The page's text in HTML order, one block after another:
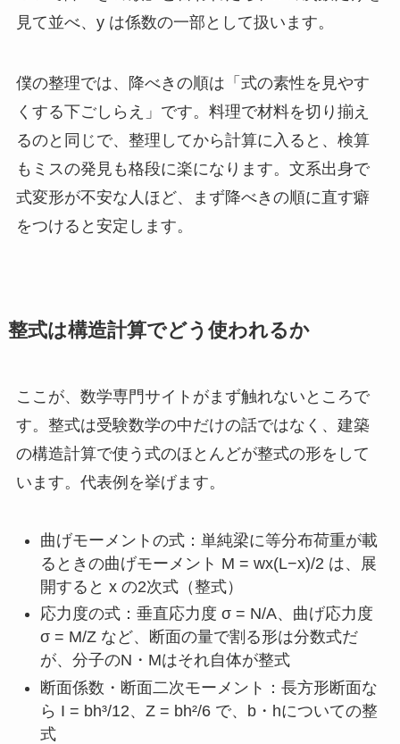
見て並べ、y は係数の一部として扱います。
僕の整理では、降べきの順は「式の素性を見やす
くする下ごしらえ」です。料理で材料を切り揃え
るのと同じで、整理してから計算に入ると、検算
もミスの発見も格段に楽になります。文系出身で
式変形が不安な人ほど、まず降べきの順に直す癖
をつけると安定します。
整式は構造計算でどう使われるか
ここが、数学専門サイトがまず触れないところで
す。整式は受験数学の中だけの話ではなく、建築
の構造計算で使う式のほとんどが整式の形をして
います。代表例を挙げます。
曲げモーメントの式：単純梁に等分布荷重が載
るときの曲げモーメント M = wx(L−x)/2 は、展
開すると x の2次式（整式）
応力度の式：垂直応力度 σ = N/A、曲げ応力度
σ = M/Z など、断面の量で割る形は分数式だ
が、分子のN・Mはそれ自体が整式
断面係数・断面二次モーメント：長方形断面な
ら I = bh³/12、Z = bh²/6 で、b・hについての整
式